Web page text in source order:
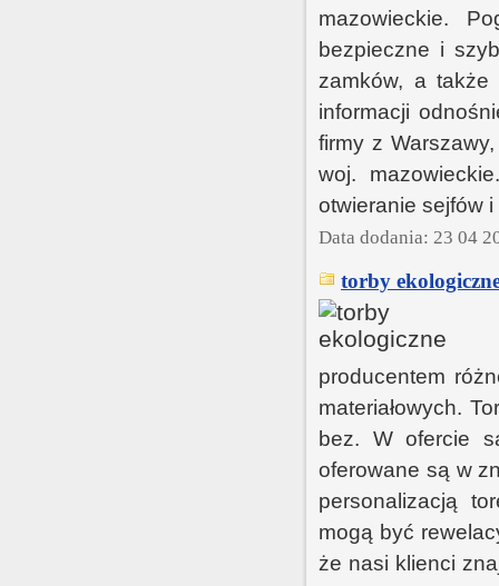
mazowieckie.
bezpieczne i
zamków, a
informacji
firmy z
woj.
otwieranie sejfów
Data dodania: 23 04
torby
producentem
materiałowych.
bez. W ofercie
oferowane są w
personalizacją
mogą być
że nasi klienci